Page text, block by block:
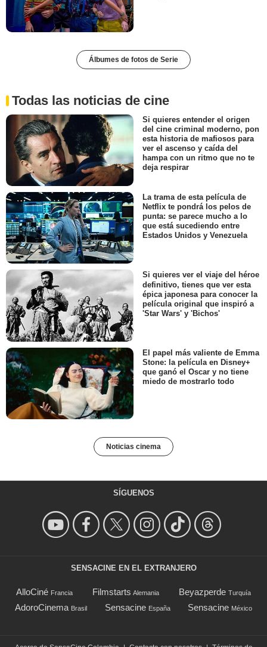
Álbumes de fotos de Serie
Todas las noticias de cine
Si quieres entender el origen
del cine criminal moderno, pon
esta historia de mafiosos para
ver el ascenso y caída del
hampa con un ritmo que no te
deja respirar
La trama de esta película de
Netflix te pondrá los pelos de
punta: se parece mucho a lo
que está sucediendo entre
Estados Unidos y Venezuela
Si quieres ver el viaje del héroe
definitivo, tienes que ver esta
épica japonesa para conocer la
película original que inspiró a
'Star Wars' y 'Bichos'
El papel más valiente de Emma
Stone: la película en Disney+
que ganó el Oscar y no tiene
miedo de mostrarlo todo
Noticias cinema
SÍGUENOS
SENSACINE EN EL EXTRANJERO
AlloCiné Francia Filmstarts Alemania Beyazperde Turquía
AdoroCinema Brasil Sensacine España Sensacine México